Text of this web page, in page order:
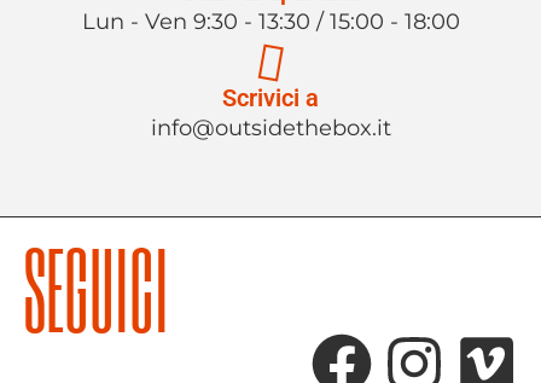
Lun - Ven 9:30 - 13:30 / 15:00 - 18:00
Scrivici a
info@outsidethebox.it
SEGUICI